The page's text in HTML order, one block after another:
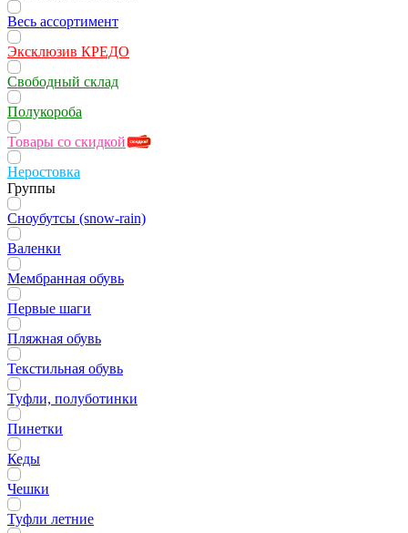
Весь ассортимент
Эксклюзив КРЕДО
Свободный склад
Полукороба
Товары со скидкой
Неростовка
Группы
Сноубутсы (snow-rain)
Валенки
Мембранная обувь
Первые шаги
Пляжная обувь
Текстильная обувь
Туфли, полуботинки
Пинетки
Кеды
Чешки
Туфли летние